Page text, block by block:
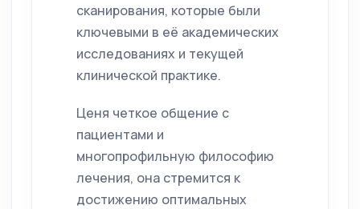
сканирования, которые были
ключевыми в её академических
исследованиях и текущей
клинической практике.
Ценя четкое общение с
пациентами и
многопрофильную философию
лечения, она стремится к
достижению оптимальных